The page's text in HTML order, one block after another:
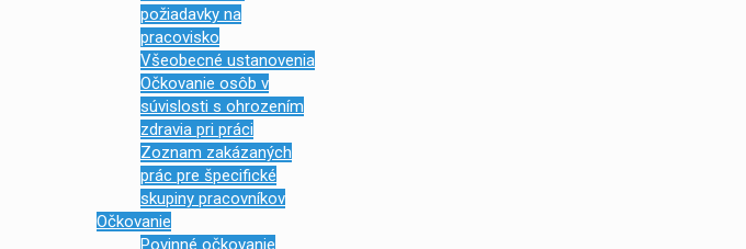
požiadavky na
pracovisko
Všeobecné ustanovenia
Očkovanie osôb v
súvislosti s ohrozením
zdravia pri práci
Zoznam zakázaných
prác pre špecifické
skupiny pracovníkov
Očkovanie
Povinné očkovanie